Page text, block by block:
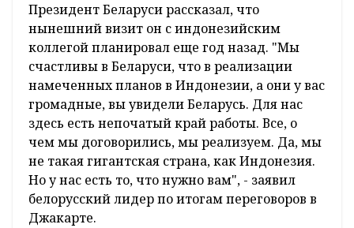
Президент Беларуси рассказал, что
нынешний визит он с индонезийским
коллегой планировал еще год назад. "Мы
счастливы в Беларуси, что в реализации
намеченных планов в Индонезии, а они у вас
громадные, вы увидели Беларусь. Для нас
здесь есть непочатый край работы. Все, о
чем мы договорились, мы реализуем. Да, мы
не такая гигантская страна, как Индонезия.
Но у нас есть то, что нужно вам", - заявил
белорусский лидер по итогам переговоров в
Джакарте.